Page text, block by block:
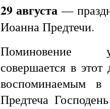
29 августа —
Иоанна Предтечи.
Поминовение
совершается в
воспоминаемым в
Предтеча